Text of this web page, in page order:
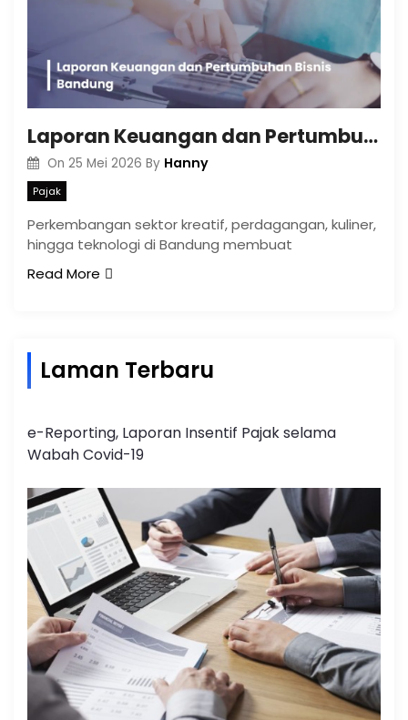
Laporan Keuangan dan Pertumbuhan Bisnis Bandung
On 25 Mei 2026 By Hanny
Pajak
Perkembangan sektor kreatif, perdagangan, kuliner,
hingga teknologi di Bandung membuat
Read More
Laman Terbaru
e-Reporting, Laporan Insentif Pajak selama
Wabah Covid-19